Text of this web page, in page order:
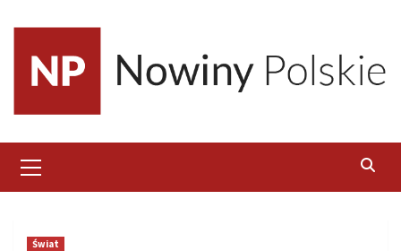
content
Menu
Świat